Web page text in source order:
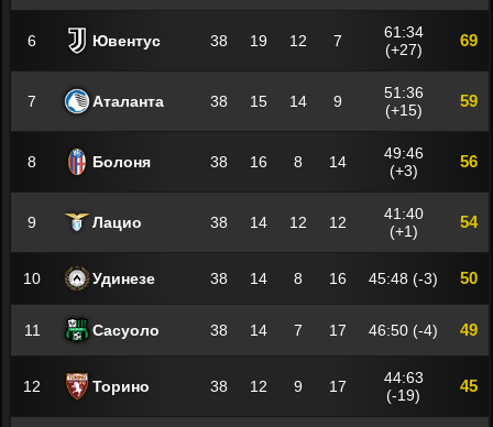
6 Ювентус 38 19 12 7
61:34
(+27)
69
7 Аталанта 38 15 14 9
51:36
(+15)
59
8 Болоня 38 16 8 14
49:46
(+3)
56
9 Лацио 38 14 12 12
41:40
(+1)
54
10 Удинезе 38 14 8 16 45:48 (-3) 50
11 Сасуоло 38 14 7 17 46:50 (-4) 49
12 Торино 38 12 9 17
44:63
(-19)
45